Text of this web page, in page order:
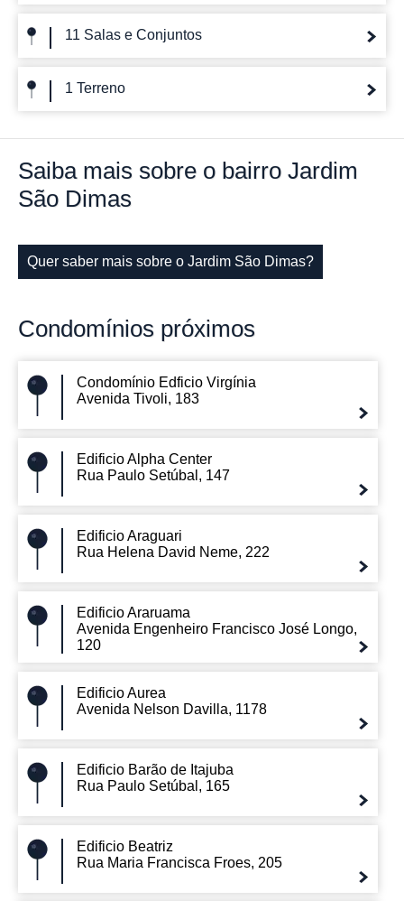
11 Salas e Conjuntos
1 Terreno
Saiba mais sobre o bairro Jardim
São Dimas
Quer saber mais sobre o Jardim São Dimas?
Condomínios próximos
Condomínio Edficio Virgínia
Avenida Tivoli, 183
Edificio Alpha Center
Rua Paulo Setúbal, 147
Edificio Araguari
Rua Helena David Neme, 222
Edificio Araruama
Avenida Engenheiro Francisco José Longo,
120
Edificio Aurea
Avenida Nelson Davilla, 1178
Edificio Barão de Itajuba
Rua Paulo Setúbal, 165
Edificio Beatriz
Rua Maria Francisca Froes, 205